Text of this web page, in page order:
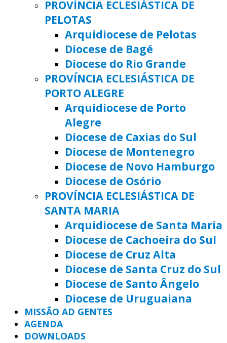
PROVÍNCIA ECLESIÁSTICA DE
PELOTAS
Arquidiocese de Pelotas
Diocese de Bagé
Diocese do Rio Grande
PROVÍNCIA ECLESIÁSTICA DE
PORTO ALEGRE
Arquidiocese de Porto
Alegre
Diocese de Caxias do Sul
Diocese de Montenegro
Diocese de Novo Hamburgo
Diocese de Osório
PROVÍNCIA ECLESIÁSTICA DE
SANTA MARIA
Arquidiocese de Santa Maria
Diocese de Cachoeira do Sul
Diocese de Cruz Alta
Diocese de Santa Cruz do Sul
Diocese de Santo Ângelo
Diocese de Uruguaiana
MISSÃO AD GENTES
AGENDA
DOWNLOADS